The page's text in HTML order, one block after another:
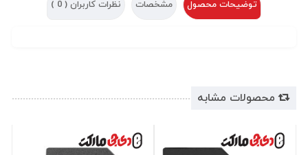
توضیحات محصول مشخصات نظرات کاربران ( 0
)
محصولات مشابه